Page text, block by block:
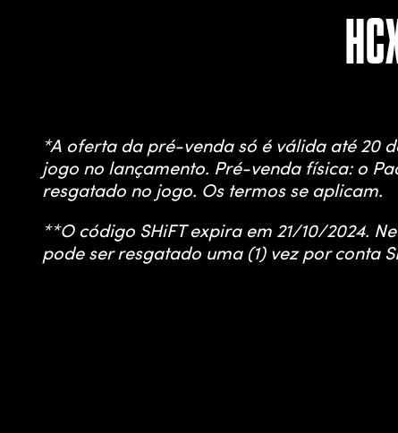
*A oferta da pré-venda só é válida até 20
jogo no lançamento. Pré-venda física: o
resgatado no jogo. Os termos se aplicam.
**O código SHiFT expira em 21/10/2024.
pode ser resgatado uma (1) vez por conta